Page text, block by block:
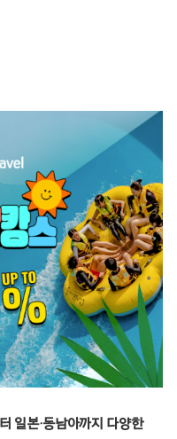
일본·동남아까지 다양한